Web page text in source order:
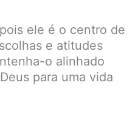
ele é o centro de
e atitudes
o alinhado
para uma vida